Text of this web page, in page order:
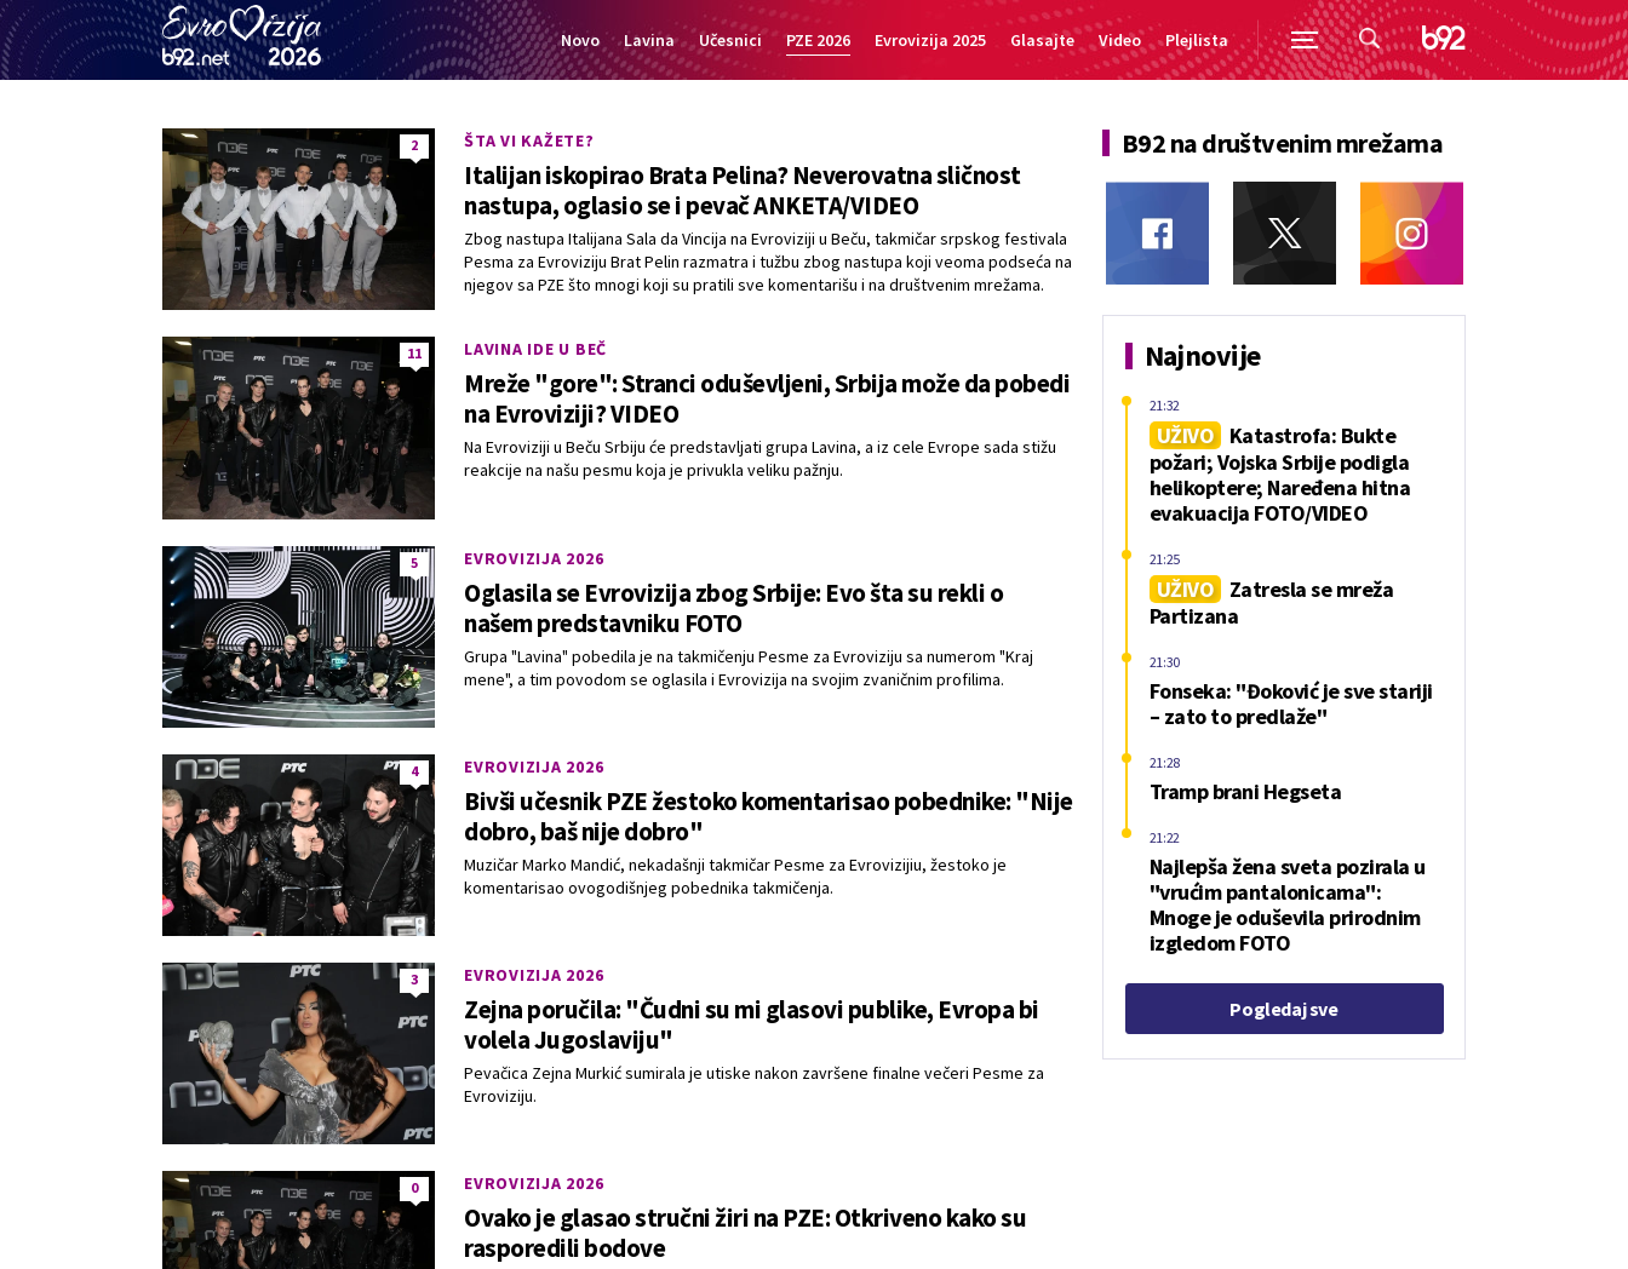
Novo Lavina Učesnici PZE 2026 Evrovizija 2025 Glasajte Video Plejlista
2 ŠTA VI KAŽETE?
Italijan iskopirao Brata Pelina? Neverovatna sličnost
nastupa, oglasio se i pevač ANKETA/VIDEO
Zbog nastupa Italijana Sala da Vincija na Evroviziji u Beču, takmičar srpskog festivala
Pesma za Evroviziju Brat Pelin razmatra i tužbu zbog nastupa koji veoma podseća na
njegov sa PZE što mnogi koji su pratili sve komentarišu i na društvenim mrežama.
11 LAVINA IDE U BEČ
Mreže "gore": Stranci oduševljeni, Srbija može da pobedi
na Evroviziji? VIDEO
Na Evroviziji u Beču Srbiju će predstavljati grupa Lavina, a iz cele Evrope sada stižu
reakcije na našu pesmu koja je privukla veliku pažnju.
5 EVROVIZIJA 2026
Oglasila se Evrovizija zbog Srbije: Evo šta su rekli o
našem predstavniku FOTO
Grupa "Lavina" pobedila je na takmičenju Pesme za Evroviziju sa numerom "Kraj
mene", a tim povodom se oglasila i Evrovizija na svojim zvaničnim profilima.
4 EVROVIZIJA 2026
Bivši učesnik PZE žestoko komentarisao pobednike: "Nije
dobro, baš nije dobro"
Muzičar Marko Mandić, nekadašnji takmičar Pesme za Evrovizijiu, žestoko je
komentarisao ovogodišnjeg pobednika takmičenja.
3 EVROVIZIJA 2026
Zejna poručila: "Čudni su mi glasovi publike, Evropa bi
volela Jugoslaviju"
Pevačica Zejna Murkić sumirala je utiske nakon završene finalne večeri Pesme za
Evroviziju.
0 EVROVIZIJA 2026
Ovako je glasao stručni žiri na PZE: Otkriveno kako su
rasporedili bodove
B92 na društvenim mrežama
Najnovije
UŽIVO
Katastrofa: Bukte
požari; Vojska Srbije podigla
helikoptere; Naređena hitna
evakuacija FOTO/VIDEO
21:32
UŽIVO
Zatresla se mreža
Partizana
21:25
Fonseka: "Đoković je sve stariji
– zato to predlaže"
21:30
Tramp brani Hegseta
21:28
Najlepša žena sveta pozirala u
"vrućim pantalonicama":
Mnoge je oduševila prirodnim
izgledom FOTO
21:22
Pogledaj sve